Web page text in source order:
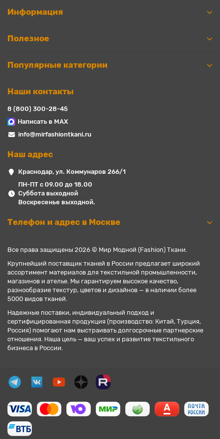
Информация
Полезное
Популярные категории
Наши контакты
8 (800) 300-28-45
Написать в MAX
info@mirfashiontkani.ru
Наш адрес
Краснодар, ул. Коммунаров 266/1
ПН-ПТ с 09.00 до 18.00
Суббота выходной
Воскресенье выходной.
Телефон и адрес в Москве
Все права защищены 2026 © Мир Модной (Fashion) Ткани.
Крупнейший поставщик тканей в России предлагает широкий
ассортимент материалов для текстильной промышленности,
магазинов и ателье. Мы гарантируем высокое качество,
разнообразие текстур, цветов и дизайнов — в наличии более
5000 видов тканей.
Надежные поставки, индивидуальный подход и
сертифицированная продукция (производство: Китай, Турция,
Россия) помогают нам выстраивать долгосрочные партнерские
отношения. Наша цель — ваш успех и развитие текстильного
бизнеса в России.